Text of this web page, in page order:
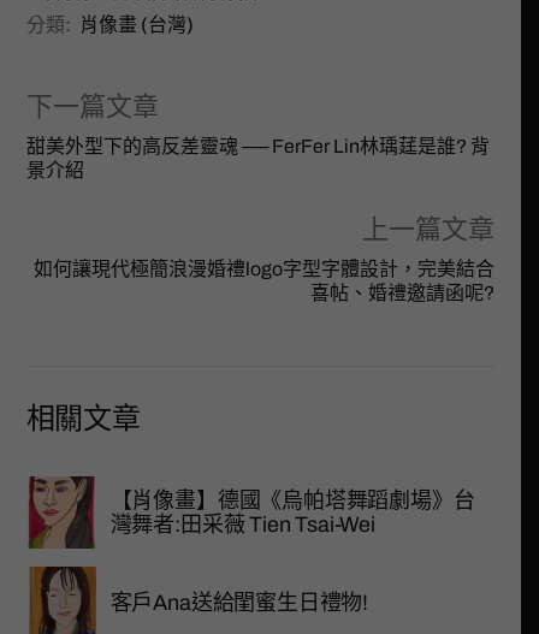
分類:
肖像畫 (台灣)
下一篇文章
甜美外型下的高反差靈魂 ── FerFer Lin林瑀莛是誰? 背
景介紹
上一篇文章
如何讓現代極簡浪漫婚禮logo字型字體設計，完美結合
喜帖、婚禮邀請函呢?
相關文章
【肖像畫】德國《烏帕塔舞蹈劇場》台
灣舞者:田采薇 Tien Tsai-Wei
客戶Ana送給閨蜜生日禮物!